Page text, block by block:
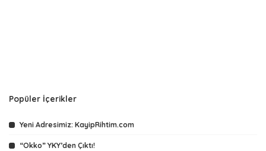
Popüler İçerikler
Yeni Adresimiz: KayipRihtim.com
“Okko” YKY’den Çıktı!